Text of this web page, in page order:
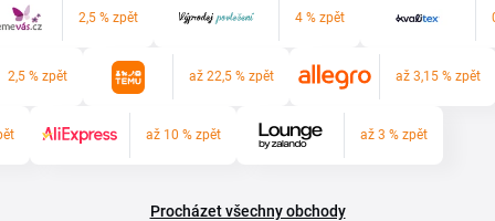
2,5 % zpět 4 % zpět
2,5 % zpět až 22,5 % zpět až 3,15 % zpět
až 10 % zpět až 3 % zpět
Procházet všechny obchody